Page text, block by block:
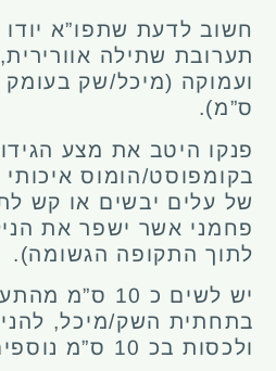
חשוב לדעת שתפו”א
תערובת שתילה
ס”מ).
פנקו היטב את מצע
בקומפוסט/הומוס איכותי
של עלים יבשים או קש
פחמני אשר ישפר את
לתוך התקופה הגשומה).
יש לשים כ 10
בתחתית השק/מיכל,
ולכסות בכ 10 ס”מ נוספים.